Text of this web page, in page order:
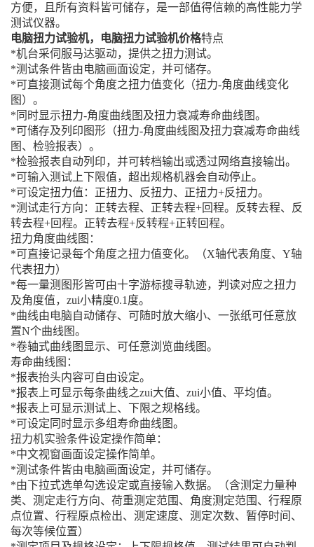
方便，且所有资料皆可储存，是一部值得信赖的高性能力学
测试仪器。
电脑扭力试验机，电脑扭力试验机价格特点
*机台采伺服马达驱动，提供之扭力测试。
*测试条件皆由电脑画面设定，并可储存。
*可直接测试每个角度之扭力值变化（扭力-角度曲线变化
图）。
*同时显示扭力-角度曲线图及扭力衰减寿命曲线图。
*可储存及列印图形（扭力-角度曲线图及扭力衰减寿命曲线
图、检验报表）。
*检验报表自动列印，并可转档输出或透过网络直接输出。
*可输入测试上下限值，超出规格机器会自动停止。
*可设定扭力值：正扭力、反扭力、正扭力+反扭力。
*测试走行方向：正转去程、正转去程+回程。反转去程、反
转去程+回程。正转去程+反转程+正转回程。
扭力角度曲线图：
*可直接记录每个角度之扭力值变化。（X轴代表角度、Y轴
代表扭力）
*每一量测图形皆可由十字游标搜寻轨迹，判读对应之扭力
及角度值，zui小精度0.1度。
*曲线由电脑自动储存、可随时放大缩小、一张纸可任意放
置N个曲线图。
*卷轴式曲线图显示、可任意浏览曲线图。
寿命曲线图：
*报表抬头内容可自由设定。
*报表上可显示每条曲线之zui大值、zui小值、平均值。
*报表上可显示测试上、下限之规格线。
*可设定同时显示多组寿命曲线图。
扭力机实验条件设定操作简单：
*中文视窗画面设定操作简单。
*测试条件皆由电脑画面设定，并可储存。
*由下拉式选单勾选设定或直接输入数据。（含测定力量种
类、测定走行方向、荷重测定范围、角度测定范围、行程原
点位置、行程原点检出、测定速度、测定次数、暂停时间、
每次等候位置）